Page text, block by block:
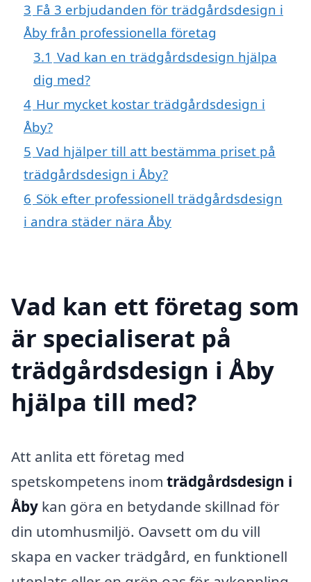
3 Få 3 erbjudanden för trädgårdsdesign i
Åby från professionella företag
3.1 Vad kan en trädgårdsdesign hjälpa
dig med?
4 Hur mycket kostar trädgårdsdesign i
Åby?
5 Vad hjälper till att bestämma priset på
trädgårdsdesign i Åby?
6 Sök efter professionell trädgårdsdesign
i andra städer nära Åby
Vad kan ett företag som
är specialiserat på
trädgårdsdesign i Åby
hjälpa till med?
Att anlita ett företag med
spetskompetens inom trädgårdsdesign i
Åby kan göra en betydande skillnad för
din utomhusmiljö. Oavsett om du vill
skapa en vacker trädgård, en funktionell